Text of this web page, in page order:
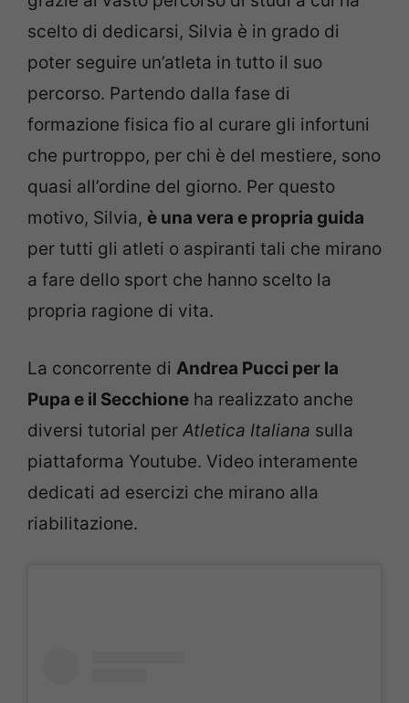
scelto di dedicarsi, Silvia è in grado di
poter seguire un’atleta in tutto il suo
percorso. Partendo dalla fase di
formazione fisica fio al curare gli infortuni
che purtroppo, per chi è del mestiere, sono
quasi all’ordine del giorno. Per questo
motivo, Silvia, è una vera e propria guida
per tutti gli atleti o aspiranti tali che mirano
a fare dello sport che hanno scelto la
propria ragione di vita.
La concorrente di Andrea Pucci per la
Pupa e il Secchione ha realizzato anche
diversi tutorial per Atletica Italiana sulla
piattaforma Youtube. Video interamente
dedicati ad esercizi che mirano alla
riabilitazione.